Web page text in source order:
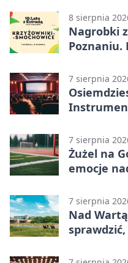
8 sierpnia
Nagrobki
Poznaniu.
7 sierpnia
7 sierpnia
Żużel na
emocje
7 sierpnia
Nad